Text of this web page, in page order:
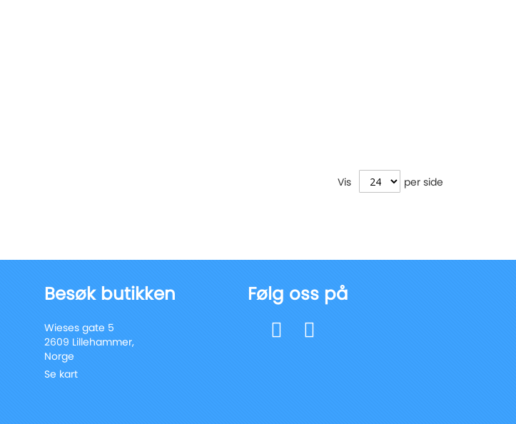
Vis per side
Besøk butikken
Wieses gate 5
2609 Lillehammer,
Norge
Se kart
Følg oss på